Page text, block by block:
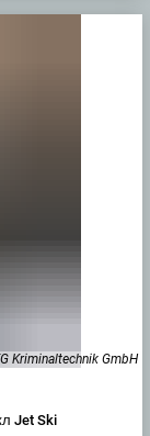
Kriminaltechnik GmbH
Jet Ski